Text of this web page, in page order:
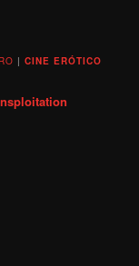
| CINE ERÓTICO